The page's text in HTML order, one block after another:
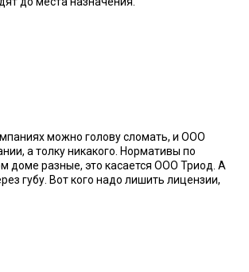
можно голову сломать, и ООО
а толку никакого. Нормативы по
разные, это касается ООО Триод. А
губу. Вот кого надо лишить лицензии,
лицо человек в больнице двор не чищен